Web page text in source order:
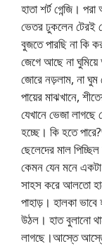
হাতা শর্ট গেন্জি।
ভেতর ঢুকলেন টেরই
বুজতে পারছি না কি
জেগে আছে না
জোরে নড়লাম, না ঘুম
পায়ের মাঝখানে,
যেখানে ভেজা লাগছে
হচ্ছে। কি হতে
ছেলেদের মাল
কেমন যেন মনে
সাহস করে আলতো
পাহাড়। হালকা
উঠল। হাত বুলানো
লাগছে।আস্তে আস্তে